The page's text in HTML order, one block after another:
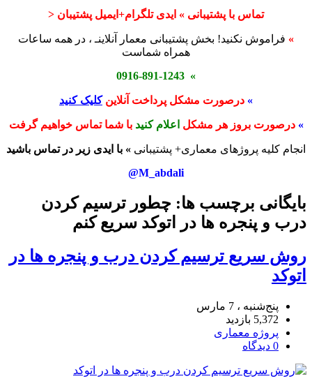
تماس با پشتیبانی » ایدی تلگرام+ایمیل پشتیبان <
» فراموش نکنید! بخش پشتیبانی معمار آنلاینـ ، در همه ساعات
همراه شماست
» 0916-891-1243
» درصورت مشکل پرداخت آنلاینکلیک کنید
» درصورت بروز هر مشکل اعلام کنید با شما تماس خواهیم گرفت
انجام کلیه پروژهای معماری+ پشتیبانی » با ایدی زیر در تماس باشید
M_abdali@
بایگانی برچسب ها: چطور ترسیم کردن
درب و پنجره ها در اتوکد سریع کنم
روش سریع ترسیم کردن درب و پنجره ها در
اتوکد
پنج‌شنبه ، 7 مارس
5,372 بازدید
پروژه معماری
0 دیدگاه